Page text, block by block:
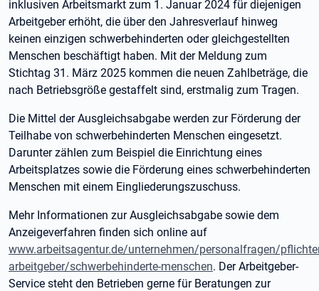
inklusiven Arbeitsmarkt zum 1. Januar 2024 für diejenigen
Arbeitgeber erhöht, die über den Jahresverlauf hinweg
keinen einzigen schwerbehinderten oder gleichgestellten
Menschen beschäftigt haben. Mit der Meldung zum
Stichtag 31. März 2025 kommen die neuen Zahlbeträge, die
nach Betriebsgröße gestaffelt sind, erstmalig zum Tragen.
Die Mittel der Ausgleichsabgabe werden zur Förderung der
Teilhabe von schwerbehinderten Menschen eingesetzt.
Darunter zählen zum Beispiel die Einrichtung eines
Arbeitsplatzes sowie die Förderung eines schwerbehinderten
Menschen mit einem Eingliederungszuschuss.
Mehr Informationen zur Ausgleichsabgabe sowie dem
Anzeigeverfahren finden sich online auf
www.arbeitsagentur.de/unternehmen/personalfragen/
arbeitgeber/schwerbehinderte-menschen. Der Arbeitgeber-
Service steht den Betrieben gerne für Beratungen zur